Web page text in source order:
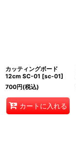
カッティングボード
12cm SC-01 [sc-01]
700円(税込)
カートに入れる